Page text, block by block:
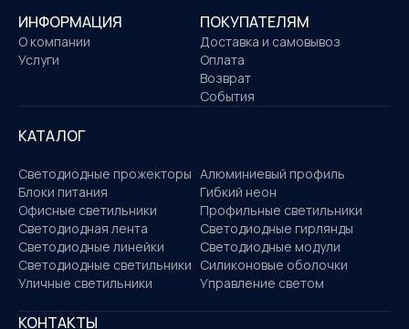
ИНФОРМАЦИЯ
О компании
Услуги
ПОКУПАТЕЛЯМ
Доставка и самовывоз
Оплата
Возврат
События
КАТАЛОГ
Светодиодные прожекторы Алюминиевый профиль
Блоки питания
Гибкий неон
Офисные светильники
Профильные светильники
Светодиодная лента
Светодиодные гирлянды
Светодиодные линейки
Светодиодные модули
Светодиодные светильники Силиконовые оболочки
Уличные светильники
Управление светом
КОНТАКТЫ